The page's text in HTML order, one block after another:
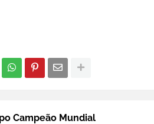
Campeão Mundial